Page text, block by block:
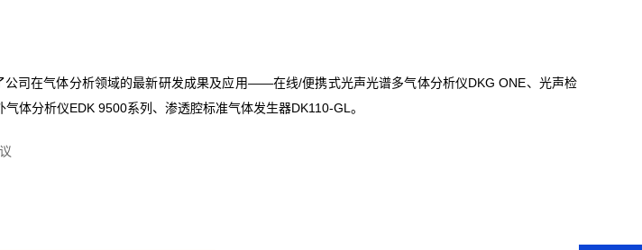
司在气体分析领域的最新研发成果及应用——在线/便携式光声光谱多气体分析仪DKG ONE、光声检
体分析仪EDK 9500系列、渗透腔标准气体发生器DK110-GL。